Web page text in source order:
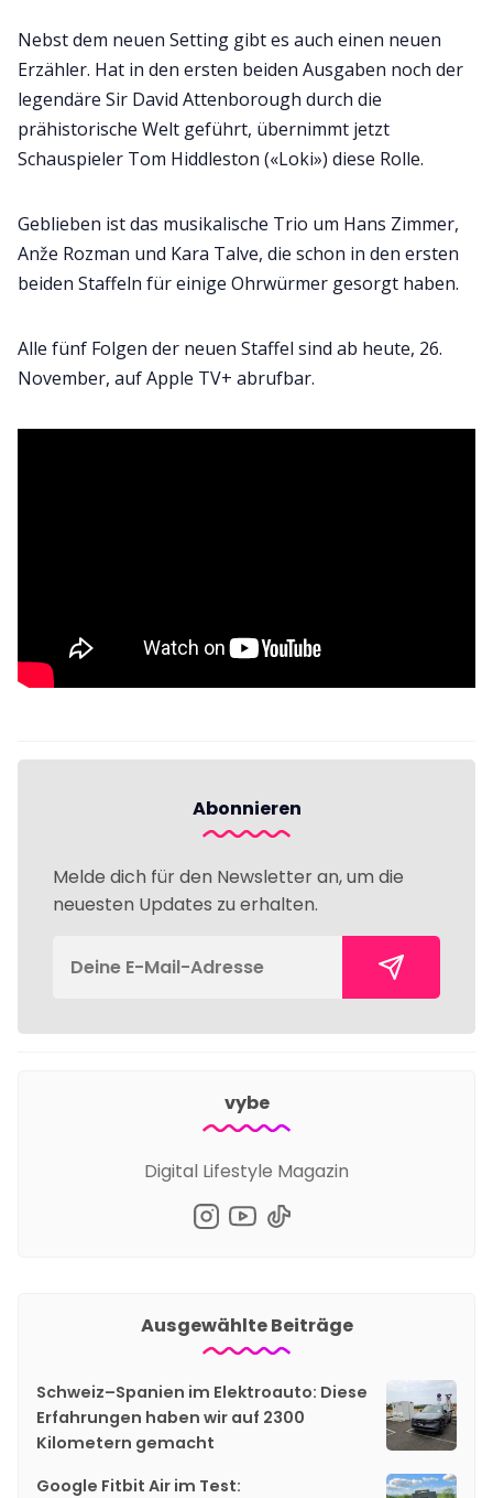
Nebst dem neuen Setting gibt es auch einen neuen
Erzähler. Hat in den ersten beiden Ausgaben noch der
legendäre Sir David Attenborough durch die
prähistorische Welt geführt, übernimmt jetzt
Schauspieler Tom Hiddleston («Loki») diese Rolle.
Geblieben ist das musikalische Trio um Hans Zimmer,
Anže Rozman und Kara Talve, die schon in den ersten
beiden Staffeln für einige Ohrwürmer gesorgt haben.
Alle fünf Folgen der neuen Staffel sind ab heute, 26.
November, auf Apple TV+ abrufbar.
Abonnieren
Melde dich für den Newsletter an, um die
neuesten Updates zu erhalten.
vybe
Digital Lifestyle Magazin
Ausgewählte Beiträge
Schweiz–Spanien im Elektroauto: Diese
Erfahrungen haben wir auf 2300
Kilometern gemacht
Google Fitbit Air im Test: